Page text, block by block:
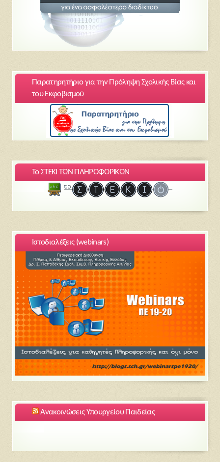
Παρατηρητήριο για την Πρόληψη Σχολικής Βίας και
του Εκφοβισμού
Το ΣΤΕΚΙ ΤΩΝ ΠΛΗΡΟΦΟΡΙΚΩΝ
Ιστοδιαλέξεις (webinars)
Ανακοινώσεις Υπουργείου Παιδείας